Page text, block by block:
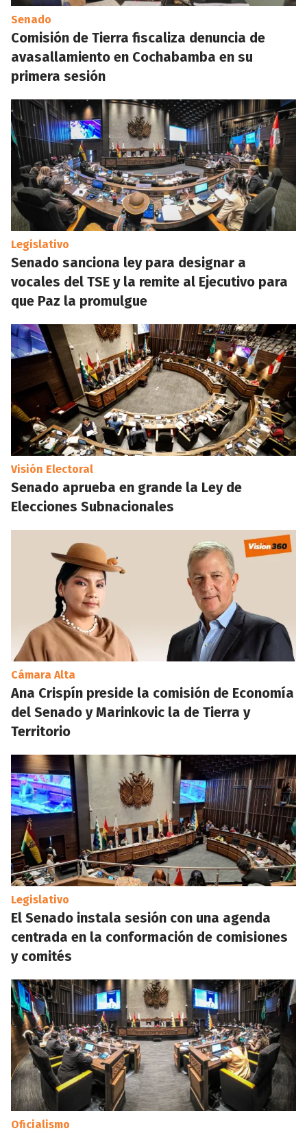
Senado
Comisión de Tierra fiscaliza denuncia de
avasallamiento en Cochabamba en su
primera sesión
Legislativo
Senado sanciona ley para designar a
vocales del TSE y la remite al Ejecutivo para
que Paz la promulgue
Visión Electoral
Senado aprueba en grande la Ley de
Elecciones Subnacionales
Cámara Alta
Ana Crispín preside la comisión de Economía
del Senado y Marinkovic la de Tierra y
Territorio
Legislativo
El Senado instala sesión con una agenda
centrada en la conformación de comisiones
y comités
Oficialismo